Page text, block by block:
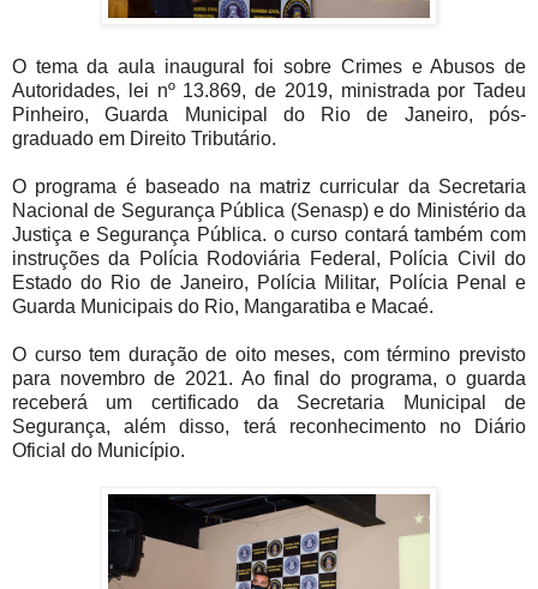
O tema da aula inaugural foi sobre Crimes e Abusos de
Autoridades, lei nº 13.869, de 2019, ministrada por Tadeu
Pinheiro, Guarda Municipal do Rio de Janeiro, pós-
graduado em Direito Tributário.
O programa é baseado na matriz curricular da Secretaria
Nacional de Segurança Pública (Senasp) e do Ministério da
Justiça e Segurança Pública. o curso contará também com
instruções da Polícia Rodoviária Federal, Polícia Civil do
Estado do Rio de Janeiro, Polícia Militar, Polícia Penal e
Guarda Municipais do Rio, Mangaratiba e Macaé.
O curso tem duração de oito meses, com término previsto
para novembro de 2021. Ao final do programa, o guarda
receberá um certificado da Secretaria Municipal de
Segurança, além disso, terá reconhecimento no Diário
Oficial do Município.